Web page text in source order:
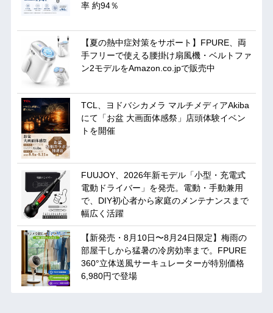
率 約94％
【夏の熱中症対策をサポート】FPURE、両
手フリーで使える腰掛け扇風機・ベルトファ
ン2モデルをAmazon.co.jpで販売中
TCL、ヨドバシカメラ マルチメディアAkiba
にて「お盆 大画面体感祭」店頭体験イベン
トを開催
FUUJOY、2026年新モデル「小型・充電式
電動ドライバー」を発売。電動・手動兼用
で、DIY初心者から家庭のメンテナンスまで
幅広く活躍
【新発売・8月10日〜8月24日限定】梅雨の
部屋干しから猛暑の冷房効率まで。FPURE
360°立体送風サーキュレーターが特別価格
6,980円で登場